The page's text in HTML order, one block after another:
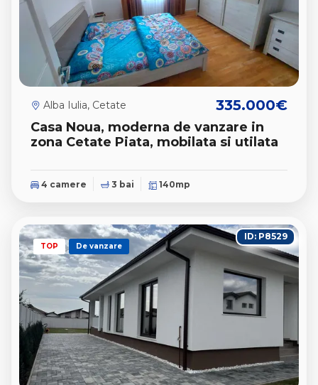
Casa Noua, moderna de vanzare in
zona Cetate Piata, mobilata si utilata
Alba Iulia, Cetate 335.000€
4 camere 3 bai 140mp
TOP De vanzare
ID: P8529